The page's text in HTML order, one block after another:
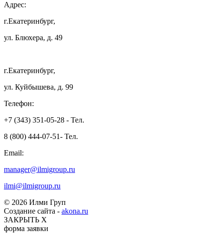
Адрес:
г.Екатеринбург,
ул. Блюхера, д. 49
г.Екатеринбург,
ул. Куйбышева, д. 99
Телефон:
+7 (343) 351-05-28 - Тел.
8 (800) 444-07-51- Тел.
Email:
manager@ilmigroup.ru
ilmi@ilmigroup.ru
© 2026 Илми Груп
Создание сайта - akona.ru
ЗАКРЫТЬ Х
форма заявки